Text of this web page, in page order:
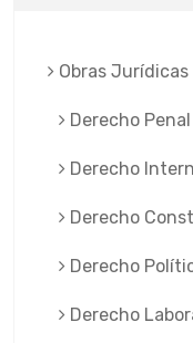
Obras Jurí­dicas
Derecho Penal
Derecho
Derecho
Derecho
Derecho